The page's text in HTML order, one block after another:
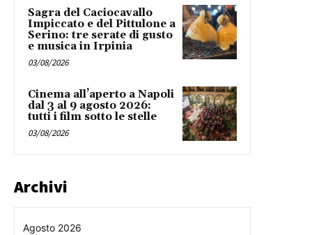
Sagra del Caciocavallo
Impiccato e del Pittulone a
Serino: tre serate di gusto
e musica in Irpinia
03/08/2026
Cinema all’aperto a Napoli
dal 3 al 9 agosto 2026:
tutti i film sotto le stelle
03/08/2026
Archivi
Agosto 2026